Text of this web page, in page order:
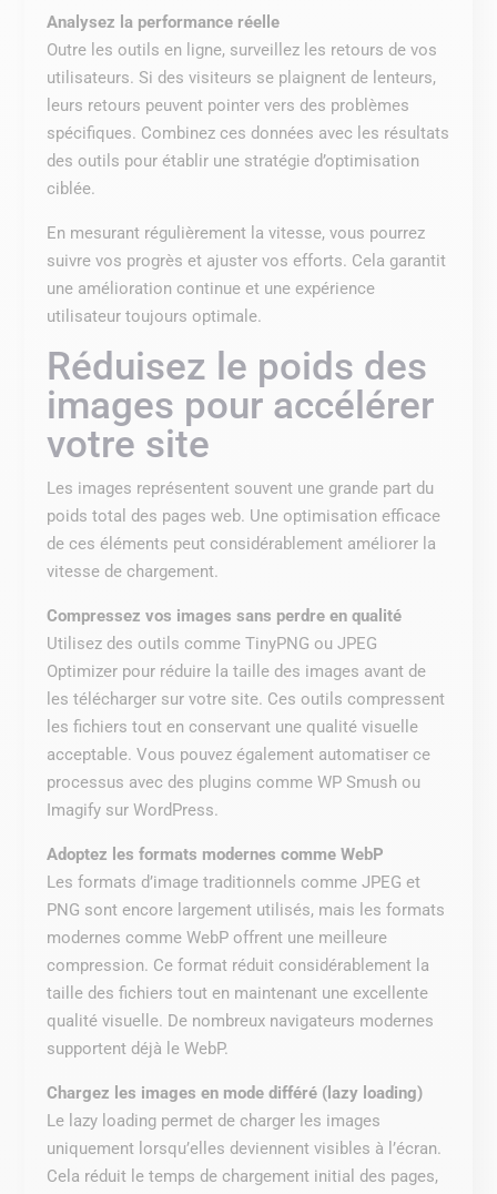
Analysez la performance réelle
Outre les outils en ligne, surveillez les retours de vos
utilisateurs. Si des visiteurs se plaignent de lenteurs,
leurs retours peuvent pointer vers des problèmes
spécifiques. Combinez ces données avec les résultats
des outils pour établir une stratégie d’optimisation
ciblée.
En mesurant régulièrement la vitesse, vous pourrez
suivre vos progrès et ajuster vos efforts. Cela garantit
une amélioration continue et une expérience
utilisateur toujours optimale.
Réduisez le poids des
images pour accélérer
votre site
Les images représentent souvent une grande part du
poids total des pages web. Une optimisation efficace
de ces éléments peut considérablement améliorer la
vitesse de chargement.
Compressez vos images sans perdre en qualité
Utilisez des outils comme TinyPNG ou JPEG
Optimizer pour réduire la taille des images avant de
les télécharger sur votre site. Ces outils compressent
les fichiers tout en conservant une qualité visuelle
acceptable. Vous pouvez également automatiser ce
processus avec des plugins comme WP Smush ou
Imagify sur WordPress.
Adoptez les formats modernes comme WebP
Les formats d’image traditionnels comme JPEG et
PNG sont encore largement utilisés, mais les formats
modernes comme WebP offrent une meilleure
compression. Ce format réduit considérablement la
taille des fichiers tout en maintenant une excellente
qualité visuelle. De nombreux navigateurs modernes
supportent déjà le WebP.
Chargez les images en mode différé (lazy loading)
Le lazy loading permet de charger les images
uniquement lorsqu’elles deviennent visibles à l’écran.
Cela réduit le temps de chargement initial des pages,